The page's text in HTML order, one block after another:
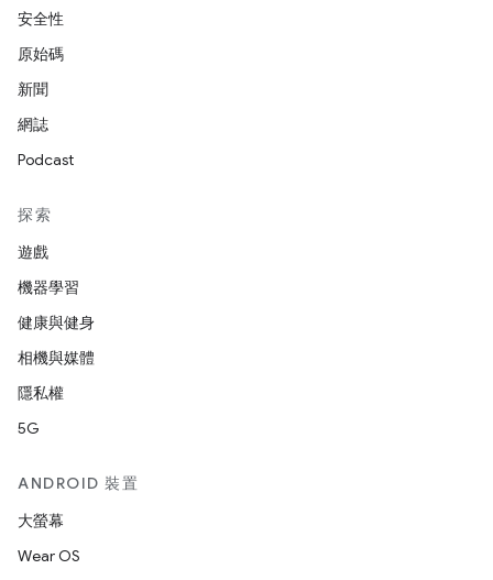
安全性
原始碼
新聞
網誌
Podcast
探索
遊戲
機器學習
健康與健身
相機與媒體
隱私權
5G
ANDROID 裝置
大螢幕
Wear OS